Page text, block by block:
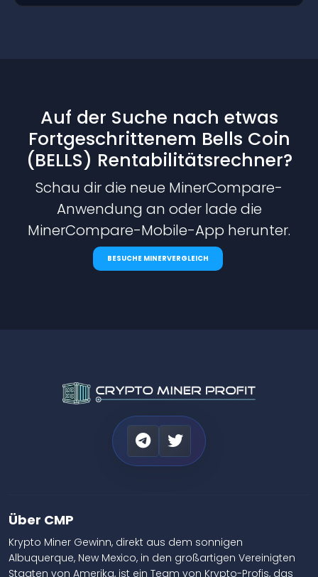
Auf der Suche nach etwas
Fortgeschrittenem Bells Coin
(BELLS) Rentabilitätsrechner?
Schau dir die neue MinerCompare-
Anwendung an oder lade die
MinerCompare-Mobile-App herunter.
BESUCHE MINERVERGLEICH
Über CMP
Krypto Miner Gewinn, direkt aus dem sonnigen
Albuquerque, New Mexico, in den großartigen Vereinigten
Staaten von Amerika, ist ein Team von Krypto-Profis, das